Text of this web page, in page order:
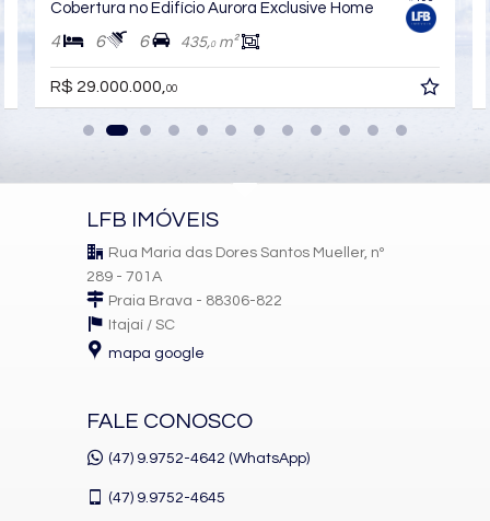
Arquitetura e Padrão
EMBRAED
Com estilo neoclássico contemporâneo, o Aurora se destaca no
A EMBRAED, fundada em 1984, é reconhecida por:
Alto padrão de acabamento
Solidez e credibilidade no mercado
Valorização constante dos empreendimentos
Excelência construtiva e atenção minuciosa aos detalhes
Investir em um imóvel EMBRAED é investir em segurança
Oportunidade Estratégica de
Cobertura no Edifício Aurora Exclusive Home
4 6 6 435,0m²
R$ 29.000.000,00
LFB IMÓVEIS
Rua Maria das Dores Santos Mueller, nº
289 - 701A
Praia Brava - 88306-822
Itajaí / SC
mapa google
FALE CONOSCO
(47) 9.9752-4642 (WhatsApp)
(47) 9.9752-4645